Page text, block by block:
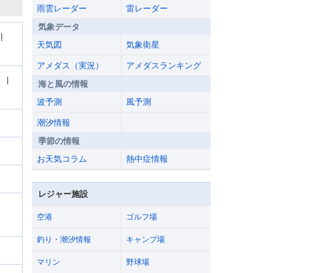
雨雲レーダー
雷レーダー
気象データ
天気図
気象衛星
アメダス（実況）
アメダスランキング
海と風の情報
波予測
風予測
潮汐情報
季節の情報
お天気コラム
熱中症情報
レジャー施設
空港 ゴルフ場
釣り・潮汐情報 キャンプ場
マリン 野球場